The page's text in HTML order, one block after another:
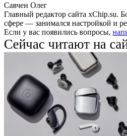
Савчен Олег
Главный редактор сайта xChip.su.
сфере — занимался настройкой и
Если у вас появились вопросы,
Сейчас читают на